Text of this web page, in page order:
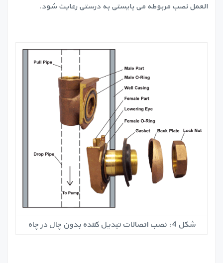
العمل نصب مربوطه می بایستی به درستی رعایت شود.
شکل 4 : نصب اتصالات تبدیل کننده بدون چال در چاه